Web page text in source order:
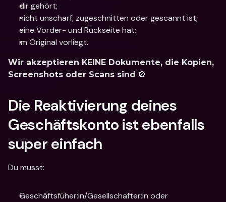
dir gehört;
nicht unscharf, zugeschnitten oder gescannt ist;
eine Vorder- und Rückseite hat;
im Original vorliegt.
Wir akzeptieren KEINE Dokumente, die Kopien,
Screenshots oder Scans sind 🚫
Die Reaktivierung deines
Geschäftskonto ist ebenfalls
super einfach
Du musst:
Geschäftsfüher:in/Gesellschafter:in oder